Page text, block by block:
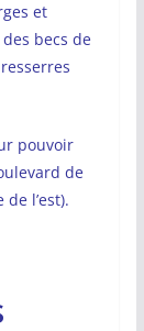
et
becs de
pouvoir
de
l’est).